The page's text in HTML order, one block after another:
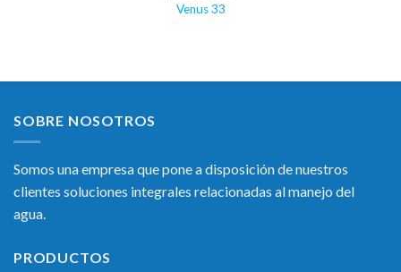
Venus 33
SOBRE NOSOTROS
Somos una empresa que pone a disposición de nuestros
clientes soluciones integrales relacionadas al manejo del
agua.
PRODUCTOS